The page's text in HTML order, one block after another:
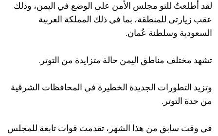
لقد أطلعتُ للتو مجلس الأمن على الوضع في اليمن، وذلك
عقب زيارتي للمنطقة، بما في ذلك المملكة العربية
السعودية وسلطنة عُمان.
تشهد مختلف مناطق اليمن حالة متزايدة من التوتر.
وتزيد التطورات الجديدة الخطيرة في المحافظات الشرقية
من حدة التوتر.
في وقت سابق من هذا الشهر، تقدمت قوات تابعة للمجلس